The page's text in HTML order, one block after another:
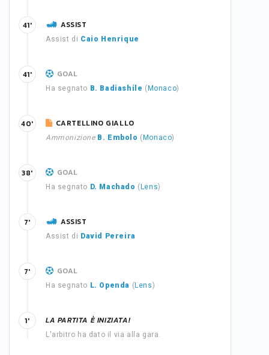
ASSIST
Assist di Caio Henrique
41'
GOAL
Ha segnato B. Badiashile ( Monaco)
41'
CARTELLINO GIALLO
Ammonizione B. Embolo ( Monaco)
40'
GOAL
Ha segnato D. Machado ( Lens)
38'
ASSIST
Assist di David Pereira
7'
GOAL
Ha segnato L. Openda ( Lens)
7'
LA PARTITA È INIZIATA!
L'arbitro ha dato il via alla gara.
1'